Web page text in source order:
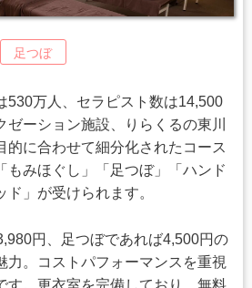
足つぼ
530万人、セラピスト数は14,500
ゼーション施設、りらくるの東川
的に合わせて細分化されたコース
もみほぐし」「足つぼ」「ハンド
」が受けられます。
円、足つぼであれば4,500円の
力。コストパフォーマンスを重視
す。更衣室を完備しており、無料